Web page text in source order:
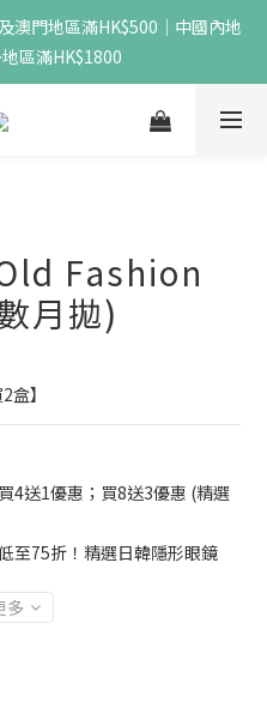
澳門地區滿HK$500｜中國內地
區滿HK$1800
Fashion
月拋)
】
4送1優惠；買8送3優惠 (精選
至75折！精選日韓隱形眼鏡
多